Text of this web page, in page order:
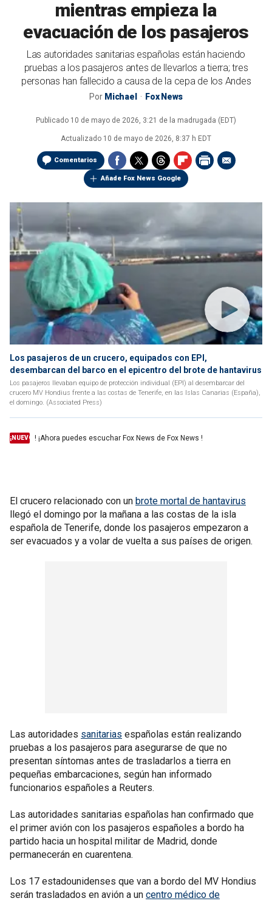
mientras empieza la
evacuación de los pasajeros
Las autoridades sanitarias españolas están haciendo
pruebas a los pasajeros antes de llevarlos a tierra; tres
personas han fallecido a causa de la cepa de los Andes
Por Michael Fox News
Publicado 10 de mayo de 2026, 3:21 de la madrugada (EDT)
Actualizado 10 de mayo de 2026, 8:37 h EDT
Comentarios
Añade Fox News Google
Los pasajeros de un crucero, equipados con EPI,
desembarcan del barco en el epicentro del brote de hantavirus
Los pasajeros llevaban equipo de protección individual (EPI) al desembarcar del
crucero MV Hondius frente a las costas de Tenerife, en las Islas Canarias (España),
el domingo. (Associated Press)
¡NUEVO ! ¡Ahora puedes escuchar Fox News de Fox News !
El crucero relacionado con un brote mortal de hantavirus
llegó el domingo por la mañana a las costas de la isla
española de Tenerife, donde los pasajeros empezaron a
ser evacuados y a volar de vuelta a sus países de origen.
Las autoridades sanitarias españolas están realizando
pruebas a los pasajeros para asegurarse de que no
presentan síntomas antes de trasladarlos a tierra en
pequeñas embarcaciones, según han informado
funcionarios españoles a Reuters.
Las autoridades sanitarias españolas han confirmado que
el primer avión con los pasajeros españoles a bordo ha
partido hacia un hospital militar de Madrid, donde
permanecerán en cuarentena.
Los 17 estadounidenses que van a bordo del MV Hondius
serán trasladados en avión a un centro médico de